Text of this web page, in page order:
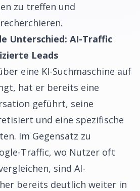
zu treffen und
Unterschied: AI-Traffic
Leads
eine KI-Suchmaschine auf
hat er bereits eine
geführt, seine
und eine spezifische
Im Gegensatz zu
Traffic, wo Nutzer oft
sind AI-
bereits deutlich weiter in